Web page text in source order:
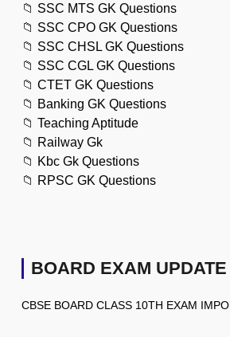
📁 SSC MTS GK Questions
📁 SSC CPO GK Questions
📁 SSC CHSL GK Questions
📁 SSC CGL GK Questions
📁 CTET GK Questions
📁 Banking GK Questions
📁 Teaching Aptitude
📁 Railway Gk
📁 Kbc Gk Questions
📁 RPSC GK Questions
BOARD EXAM UPDATE
CBSE BOARD CLASS 10TH EXAM